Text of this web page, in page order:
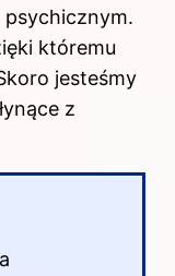
któremu
jesteśmy
z